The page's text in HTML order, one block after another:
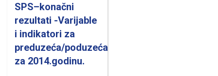
SPS–konačni
rezultati -Varijable
i indikatori za
preduzeća/poduzeća
za 2014.godinu.